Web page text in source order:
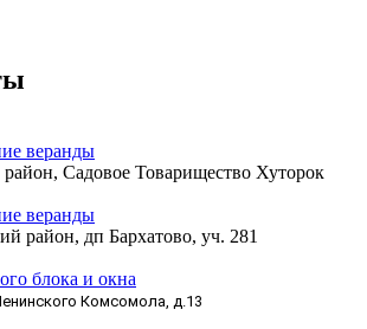
веранды
Садовое Товарищество Хуторок
веранды
район, дп Бархатово, уч. 281
блока и окна
Комсомола, д.13